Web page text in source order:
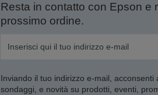
Resta in contatto con Epson
prossimo ordine.
Inviando il tuo indirizzo e-mail,
sondaggi, e novità su prodotti, eventi,